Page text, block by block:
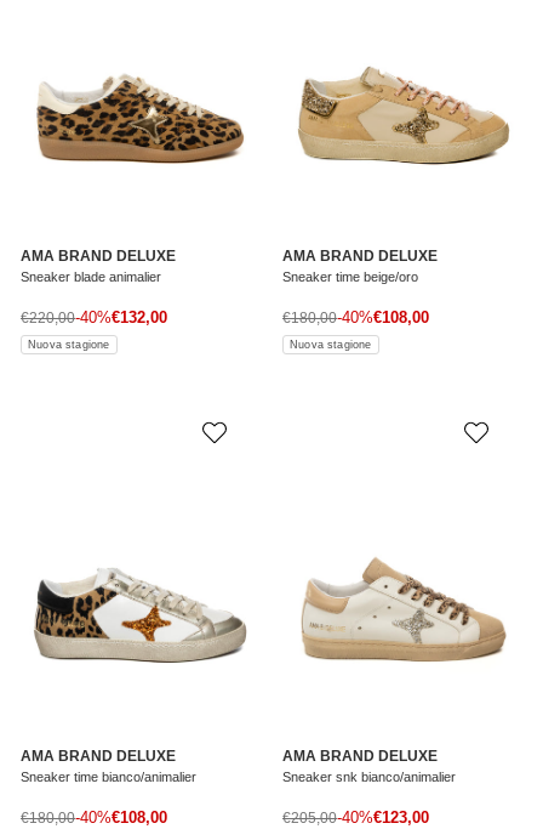
AMA BRAND DELUXE
Sneaker blade animalier
Prezzo di vendita
€132,00
Prezzo normale
€220,00-40%
Nuova stagione
AMA BRAND DELUXE
Sneaker time beige/oro
Prezzo di vendita
€108,00
Prezzo normale
€180,00-40%
Nuova stagione
AMA BRAND DELUXE
Sneaker time bianco/animalier
Prezzo di vendita
€108,00
Prezzo normale
€180,00-40%
AMA BRAND DELUXE
Sneaker snk bianco/animalier
Prezzo di vendita
€123,00
Prezzo normale
€205,00-40%